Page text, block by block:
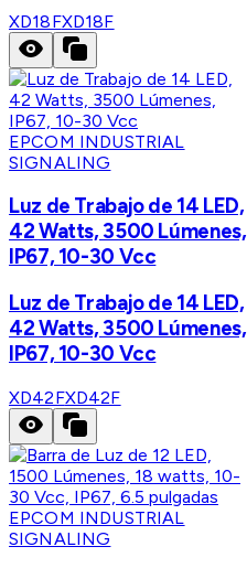
XD18FXD18F
EPCOM INDUSTRIAL
SIGNALING
Luz de Trabajo de 14 LED,
42 Watts, 3500 Lúmenes,
IP67, 10-30 Vcc
Luz de Trabajo de 14 LED,
42 Watts, 3500 Lúmenes,
IP67, 10-30 Vcc
XD42FXD42F
EPCOM INDUSTRIAL
SIGNALING